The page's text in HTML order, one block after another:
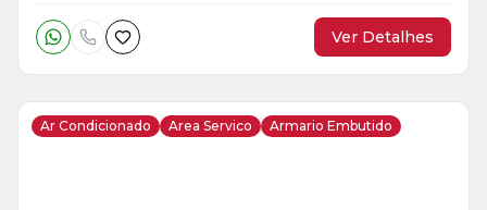
Ver Detalhes
Ar Condicionado Area Servico Armario Embutido